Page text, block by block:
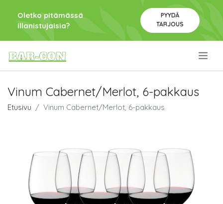
Oletko pitämässä
illanistujaisia?
PYYDÄ
TARJOUS
Vinum Cabernet/Merlot, 6-pakkaus
Etusivu Vinum Cabernet/Merlot, 6-pakkaus